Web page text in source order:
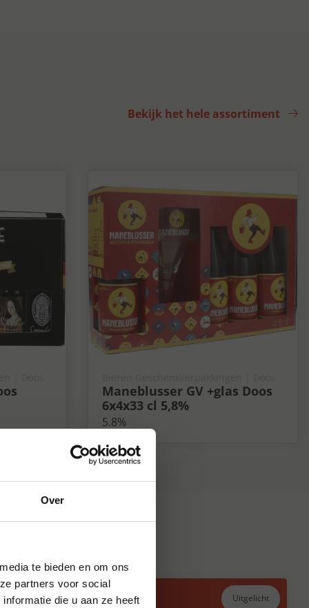
Over
te bieden en om ons
partners voor social
die u aan ze heeft
Bekijk het hele assortiment
Maneblusser GV +glas Doos
6x4x33 cl 5,8%
5.8%
Uitgelicht